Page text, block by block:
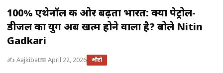
100% एथेनॉल की ओर बढ़ता भारत: क्या पेट्रोल-
डीजल का युग अब खत्म होने वाला है? बोले Nitin
Gadkari
✍️ Aajkibat📅 April 22, 2026 ऑटो